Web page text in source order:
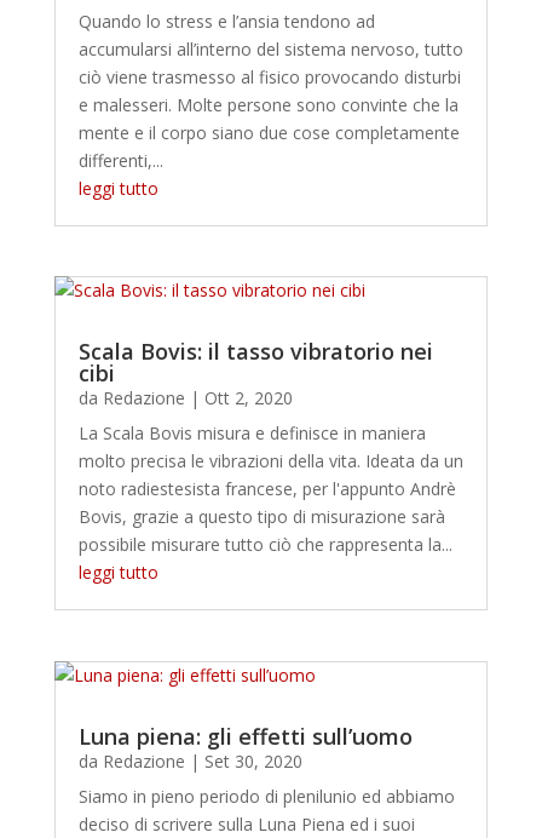
Quando lo stress e l’ansia tendono ad
accumularsi all’interno del sistema nervoso, tutto
ciò viene trasmesso al fisico provocando disturbi
e malesseri. Molte persone sono convinte che la
mente e il corpo siano due cose completamente
differenti,...
leggi tutto
Scala Bovis: il tasso vibratorio nei
cibi
da Redazione | Ott 2, 2020
La Scala Bovis misura e definisce in maniera
molto precisa le vibrazioni della vita. Ideata da un
noto radiestesista francese, per l'appunto Andrè
Bovis, grazie a questo tipo di misurazione sarà
possibile misurare tutto ciò che rappresenta la...
leggi tutto
Luna piena: gli effetti sull’uomo
da Redazione | Set 30, 2020
Siamo in pieno periodo di plenilunio ed abbiamo
deciso di scrivere sulla Luna Piena ed i suoi